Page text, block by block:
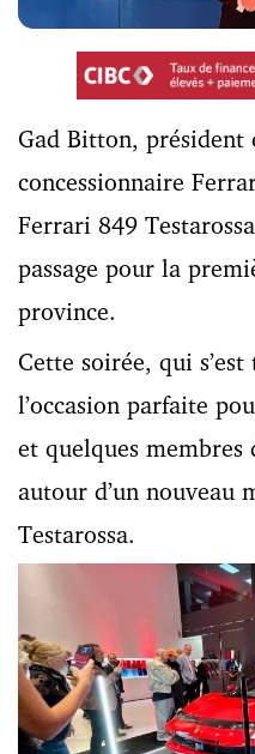
Gad Bitton,
concessionnaire
Ferrari 849
passage pour la
province.
Cette soirée, qui
l’occasion parfaite
et quelques membres
autour d’un nouveau
Testarossa.